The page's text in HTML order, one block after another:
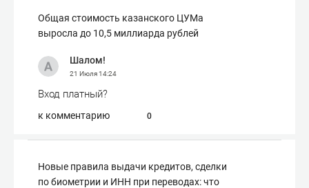
Общая стоимость казанского ЦУМа
выросла до 10,5 миллиарда рублей
Шалом!
21 Июля14:24
Вход платный?
к комментарию 0
Новые правила выдачи кредитов, сделки
по биометрии и ИНН при переводах: что